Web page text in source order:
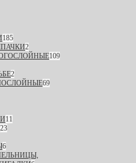
185
2
109
2
69
11
23
6